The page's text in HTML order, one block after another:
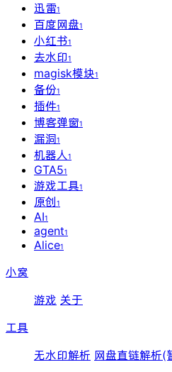
迅雷1
百度网盘1
小红书1
去水印1
magisk模块1
备份1
插件1
博客弹窗1
漏洞1
机器人1
GTA51
游戏工具1
原创 1
AI1
agent1
Alice1
小窝
游戏 关于
工具
无水印解析 网盘直链解析(